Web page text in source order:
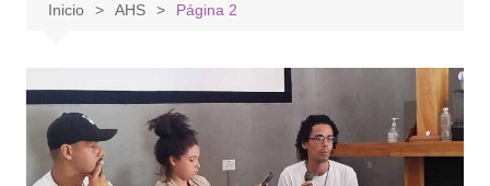
Inicio AHS Página 2